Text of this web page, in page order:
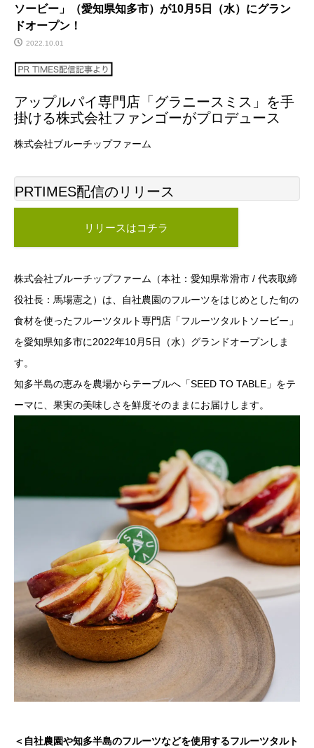
ソービー」（愛知県知多市）が10月5日（水）にグラン
ドオープン！
2022.10.01
アップルパイ専門店「グラニースミス」を手
掛ける株式会社ファンゴーがプロデュース
株式会社ブルーチップファーム
PRTIMES配信のリリース
リリースはコチラ
株式会社ブルーチップファーム（本社：愛知県常滑市 / 代表取締
役社長：馬場憲之）は、自社農園のフルーツをはじめとした旬の
食材を使ったフルーツタルト専門店「フルーツタルトソービー」
を愛知県知多市に2022年10月5日（水）グランドオープンしま
す。
知多半島の恵みを農場からテーブルへ「SEED TO TABLE」をテ
ーマに、果実の美味しさを鮮度そのままにお届けします。
＜自社農園や知多半島のフルーツなどを使用するフルーツタルト